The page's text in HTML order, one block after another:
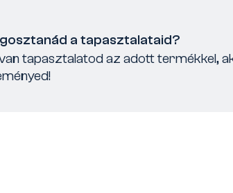
a tapasztalataid?
tapasztalatod az adott termékkel,